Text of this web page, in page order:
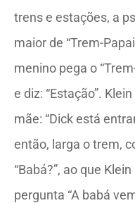
trens e estações, a
maior de “Trem-
menino pega o
e diz: “Estação”.
mãe: “Dick está
então, larga o trem,
“Babá?”, ao que
pergunta “A babá